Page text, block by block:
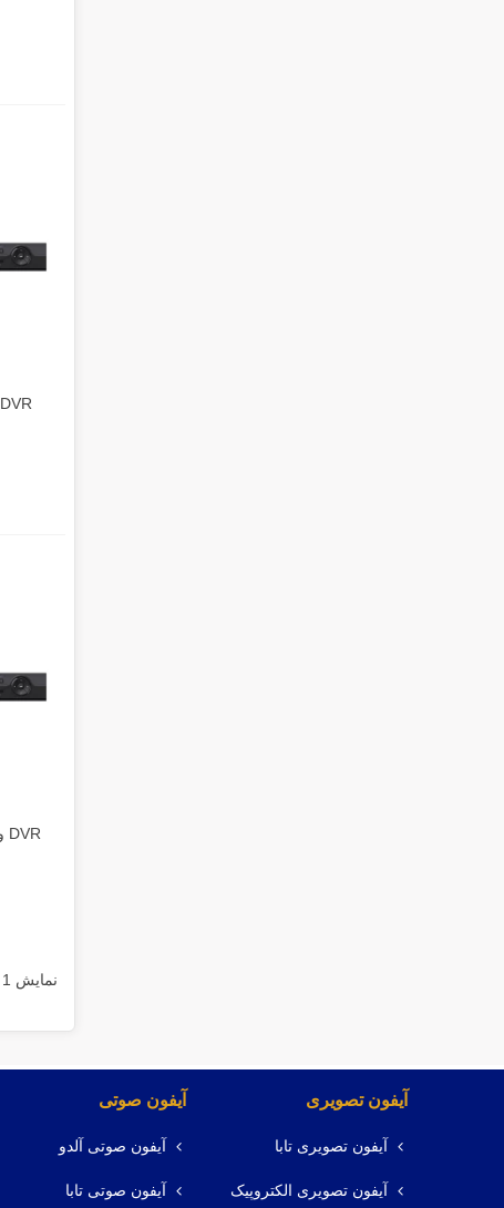
DVR ورتینا VDR-801Plus
DVR ورتینا VDR-1605FPlus
نمایش 1 تا 32 از 36 مورد
آیفون تصویری
آیفون تصویری تابا
آیفون تصویری الکتروپیک
آیفون صوتی
آیفون صوتی آلدو
آیفون صوتی تابا